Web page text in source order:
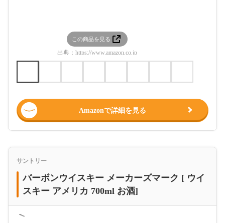
この商品を見る
出典： https://www.amazon.co.jp
Amazonで詳細を見る
サントリー
バーボンウイスキー メーカーズマーク [ ウイ
スキー アメリカ 700ml お酒]
＜